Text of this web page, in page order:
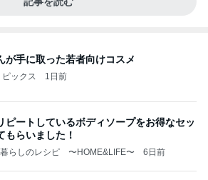
が手に取った若者向けコスメ
ックス 1日前
ピートしているボディソープをお得なセッ
もらいました！
らしのレシピ 〜HOME&LIFE〜 6日前